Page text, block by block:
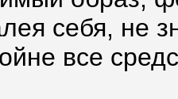
себя, не
все